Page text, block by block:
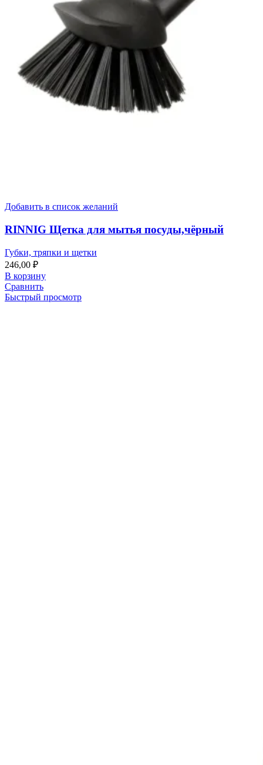
Добавить в список желаний
RINNIG Щетка для мытья посуды,чёрный
Губки, тряпки и щетки
246,00 ₽
В корзину
Сравнить
Быстрый просмотр